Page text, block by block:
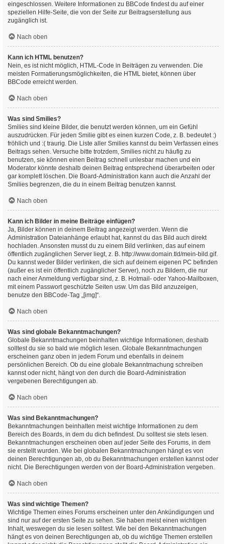
eingeschlossen. Weitere Informationen zu BBCode findest du auf einer
speziellen Hilfe-Seite, die von der Seite zur Beitragserstellung aus
zugänglich ist.
Nach oben
Kann ich HTML benutzen?
Nein, es ist nicht möglich, HTML-Code in Beiträgen zu verwenden. Die
meisten Formatierungsmöglichkeiten, die HTML bietet, können über
BBCode erreicht werden.
Nach oben
Was sind Smilies?
Smilies sind kleine Bilder, die benutzt werden können, um ein Gefühl
auszudrücken. Für jeden Smilie gibt es einen kurzen Code, z. B. bedeutet :)
fröhlich und :( traurig. Die Liste aller Smilies kannst du beim Verfassen eines
Beitrags sehen. Versuche bitte trotzdem, Smilies nicht zu häufig zu
benutzen, sie können einen Beitrag schnell unlesbar machen und ein
Moderator könnte deshalb deinen Beitrag entsprechend überarbeiten oder
gar komplett löschen. Die Board-Administration kann auch die Anzahl der
Smilies begrenzen, die du in einem Beitrag benutzen kannst.
Nach oben
Kann ich Bilder in meine Beiträge einfügen?
Ja, Bilder können in deinem Beitrag angezeigt werden. Wenn die
Administration Dateianhänge erlaubt hat, kannst du das Bild auch direkt
hochladen. Ansonsten musst du zu einem Bild verlinken, das auf einem
öffentlich zugänglichen Server liegt, z. B. http://www.domain.tld/mein-bild.gif.
Du kannst weder Bilder verlinken, die sich auf deinem eigenen PC befinden
(außer es ist ein öffentlich zugänglicher Server), noch zu Bildern, die nur
nach einer Anmeldung verfügbar sind, z. B. Hotmail- oder Yahoo-Mailboxen,
mit einem Passwort geschützte Seiten usw. Um das Bild anzuzeigen,
benutze den BBCode-Tag „[img]“.
Nach oben
Was sind globale Bekanntmachungen?
Globale Bekanntmachungen beinhalten wichtige Informationen, deshalb
solltest du sie so bald wie möglich lesen. Globale Bekanntmachungen
erscheinen ganz oben in jedem Forum und ebenfalls in deinem
persönlichen Bereich. Ob du eine globale Bekanntmachung schreiben
kannst oder nicht, hängt von den durch die Board-Administration
vergebenen Berechtigungen ab.
Nach oben
Was sind Bekanntmachungen?
Bekanntmachungen beinhalten meist wichtige Informationen zu dem
Bereich des Boards, in dem du dich befindest. Du solltest sie stets lesen.
Bekanntmachungen erscheinen oben auf jeder Seite des Forums, in dem
sie erstellt wurden. Wie bei globalen Bekanntmachungen hängt es von
deinen Berechtigungen ab, ob du Bekanntmachungen erstellen kannst oder
nicht. Die Berechtigungen werden von der Board-Administration vergeben.
Nach oben
Was sind wichtige Themen?
Wichtige Themen eines Forums erscheinen unter den Ankündigungen und
sind nur auf der ersten Seite zu sehen. Sie haben meist einen wichtigen
Inhalt, weswegen du sie lesen solltest. Wie bei den Bekanntmachungen
hängt es von deinen Berechtigungen ab, ob du wichtige Themen erstellen